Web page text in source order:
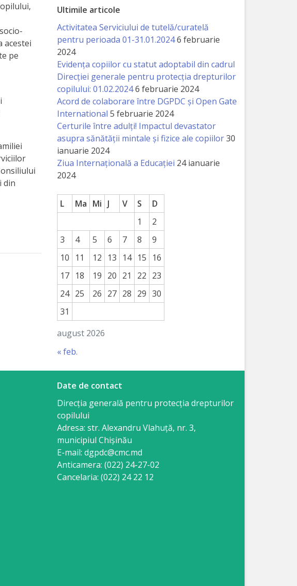
acestei
pe
din
Ultimile articole
Activitatea Serviciului de tutelă/curatelă
pentru perioada 01-31.01.20246 februarie
2024
Evidența copiilor cu statut adoptabil din cadrul
Direcției generale pentru protecția drepturilor
copilului: 01.02.20246 februarie 2024
Acord de colaborare între DGPDC și Open Gate
International 5 februarie 2024
Certurile între adulți! Impactul devastator
asupra sănătății mintale și fizice ale copiilor30
ianuarie 2024
Ziua Internațională a Educației 24 ianuarie
2024
august 2026
L Ma Mi J V S
D
1
2
3
4 5 6 7 8
9
10
11 12 13 14 15
16
17 18 19 20 21 22 23
24 25 26 27 28 29 30
31
« feb.
Date de contact
Direcția generală pentru protecția drepturilor
copilului
Adresa: str. Alexandru Vlahuţă, nr. 3,
municipiul Chişinău
E-mail: dgpdc@cmc.md
Anticamera: (022) 24-27-02
Cancelaria: (022) 24 22 12